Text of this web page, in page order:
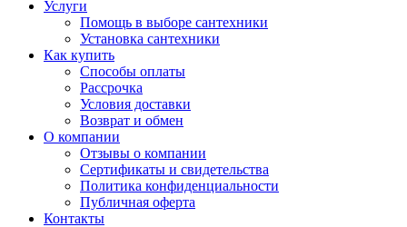
Услуги
Помощь в выборе сантехники
Установка сантехники
Как купить
Способы оплаты
Рассрочка
Условия доставки
Возврат и обмен
О компании
Отзывы о компании
Сертификаты и свидетельства
Политика конфиденциальности
Публичная оферта
Контакты